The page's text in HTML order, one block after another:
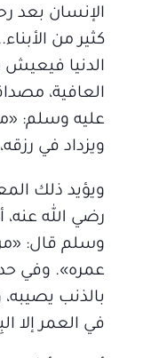
الإنسان بعد
كثير من
الدنيا فيعيش
العافية،
عليه وسلم:
ويزداد في
ويؤيد ذلك
رضي الله
وسلم قال: «من
عمره». وفي
بالذنب يصيبه،
في العمر إلا